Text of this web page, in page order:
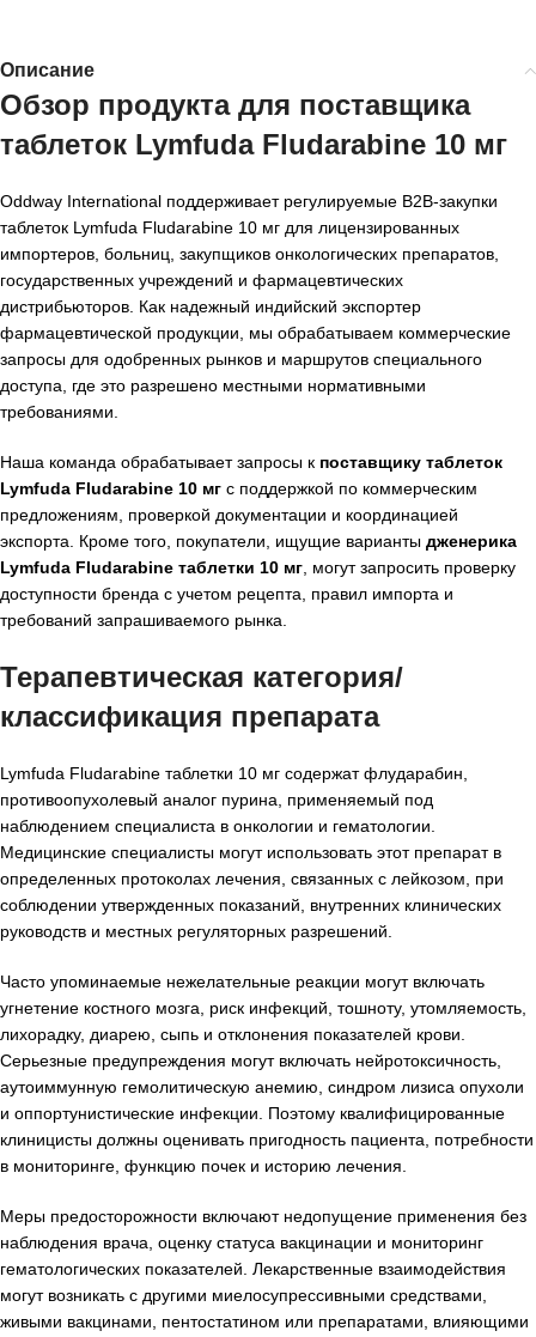
Описание
Обзор продукта для поставщика
таблеток Lymfuda Fludarabine 10 мг
Oddway International поддерживает регулируемые B2B-закупки
таблеток Lymfuda Fludarabine 10 мг для лицензированных
импортеров, больниц, закупщиков онкологических препаратов,
государственных учреждений и фармацевтических
дистрибьюторов. Как надежный индийский экспортер
фармацевтической продукции, мы обрабатываем коммерческие
запросы для одобренных рынков и маршрутов специального
доступа, где это разрешено местными нормативными
требованиями.
Наша команда обрабатывает запросы к поставщику таблеток
Lymfuda Fludarabine 10 мг с поддержкой по коммерческим
предложениям, проверкой документации и координацией
экспорта. Кроме того, покупатели, ищущие варианты дженерика
Lymfuda Fludarabine таблетки 10 мг, могут запросить проверку
доступности бренда с учетом рецепта, правил импорта и
требований запрашиваемого рынка.
Терапевтическая категория/
классификация препарата
Lymfuda Fludarabine таблетки 10 мг содержат флударабин,
противоопухолевый аналог пурина, применяемый под
наблюдением специалиста в онкологии и гематологии.
Медицинские специалисты могут использовать этот препарат в
определенных протоколах лечения, связанных с лейкозом, при
соблюдении утвержденных показаний, внутренних клинических
руководств и местных регуляторных разрешений.
Часто упоминаемые нежелательные реакции могут включать
угнетение костного мозга, риск инфекций, тошноту, утомляемость,
лихорадку, диарею, сыпь и отклонения показателей крови.
Серьезные предупреждения могут включать нейротоксичность,
аутоиммунную гемолитическую анемию, синдром лизиса опухоли
и оппортунистические инфекции. Поэтому квалифицированные
клиницисты должны оценивать пригодность пациента, потребности
в мониторинге, функцию почек и историю лечения.
Меры предосторожности включают недопущение применения без
наблюдения врача, оценку статуса вакцинации и мониторинг
гематологических показателей. Лекарственные взаимодействия
могут возникать с другими миелосупрессивными средствами,
живыми вакцинами, пентостатином или препаратами, влияющими